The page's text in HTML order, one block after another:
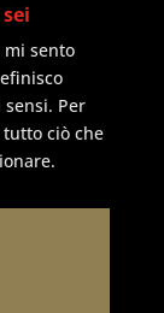
mi sento
Per
ciò che